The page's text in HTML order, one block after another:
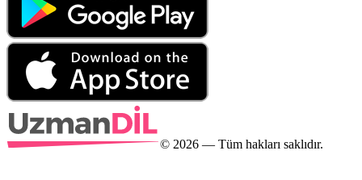
© 2026 — Tüm hakları saklıdır.